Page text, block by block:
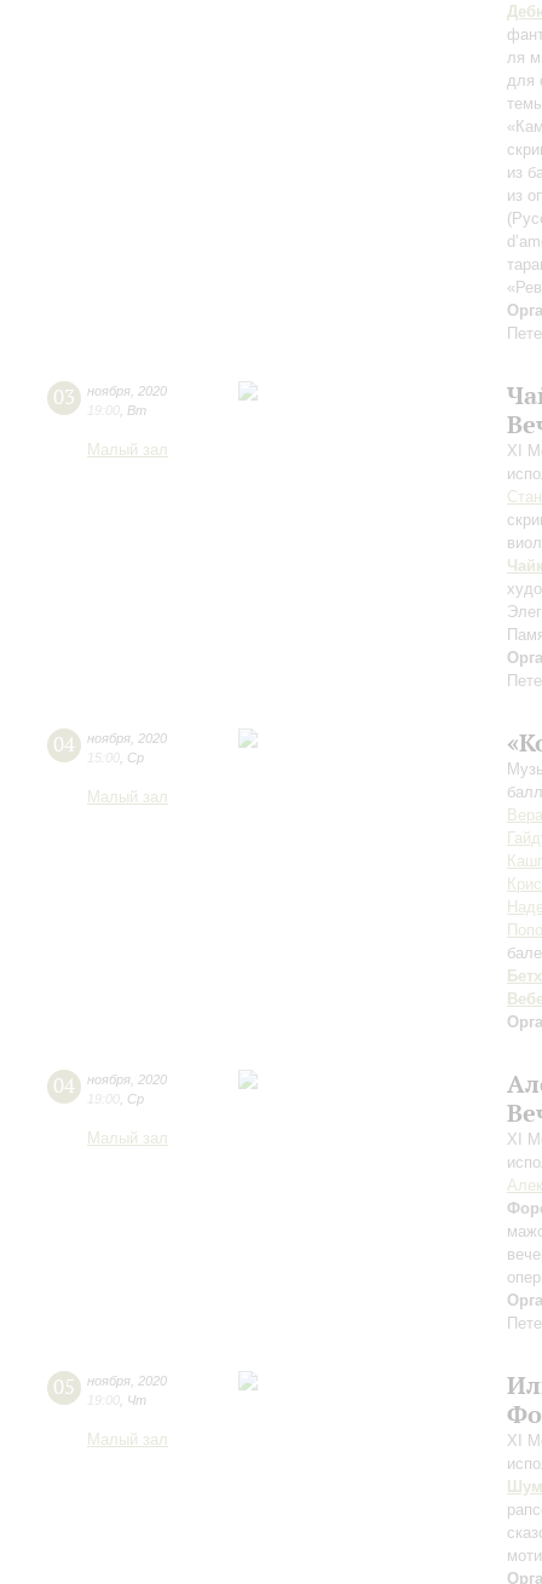
ля
для
из
из
03 ноября 2020
19:00 Вт
Малый зал
XI
04 ноября 2020
15:00 Ср
Малый зал
04 ноября 2020
19:00 Ср
Малый зал
XI
05 ноября 2020
19:00 Чт
Малый зал
XI